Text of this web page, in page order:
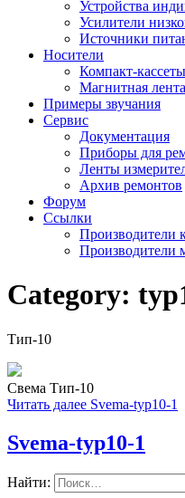
Устройства
Усилители
Источники
Носители
Компакт-кассеты
Магнитная
Примеры звучания
Сервис
Документация
Приборы для
Ленты
Архив ремонтов
Форум
Ссылки
Производители
Производители
Category:
Тип-10
Свема Тип-10
Читать далее Svema-typ10-1
Svema-typ10-1
Найти: